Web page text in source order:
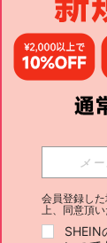
ーはこちら：
NEWSを購読す
会員登録した
上、同意頂い
SHEIN